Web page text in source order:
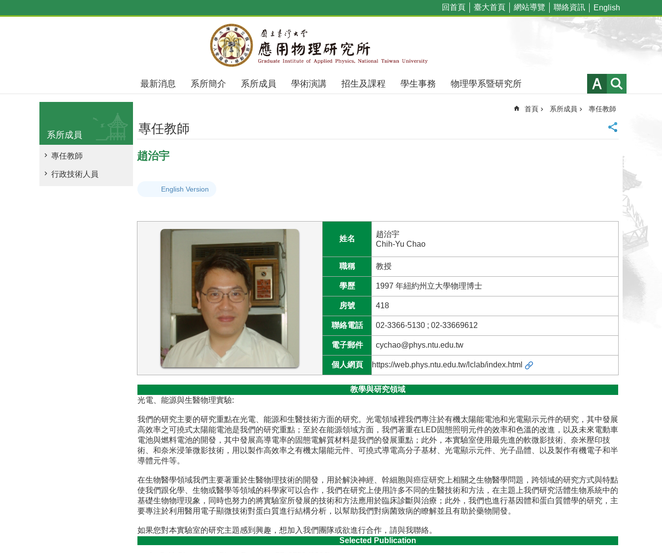
回首頁 臺大首頁 網站導覽 聯絡資訊 English
最新消息 系所簡介 系所成員 學術演講 招生及課程 學生事務 物理學系暨研究所
系所成員
專任教師
行政技術人員
首頁 系所成員 專任教師
專任教師
趙治宇
English Version
姓名
趙治宇
Chih-Yu Chao
職稱 教授
學歷 1997 年紐約州立大學物理博士
房號 418
聯絡電話 02-3366-5130 ; 02-33669612
電子郵件 cychao@phys.ntu.edu.tw
個人網頁 https://web.phys.ntu.edu.tw/lclab/index.html
教學與研究領域
光電、能源與生醫物理實驗:
我們的研究主要的研究重點在光電、能源和生醫技術方面的研究。光電領域裡我們專注於有機太陽能電池和光電顯示元件的研究，其中發展
高效率之可撓式太陽能電池是我們的研究重點；至於在能源領域方面，我們著重在LED固態照明元件的效率和色溫的改進，以及未來電動車
電池與燃料電池的開發，其中發展高導電率的固態電解質材料是我們的發展重點；此外，本實驗室使用最先進的軟微影技術、奈米壓印技
術、和奈米浸筆微影技術，用以製作高效率之有機太陽能元件、可撓式導電高分子基材、光電顯示元件、光子晶體、以及製作有機電子和半
導體元件等。
在生物醫學領域我們主要著重於生醫物理技術的開發，用於解決神經、幹細胞與癌症研究上相關之生物醫學問題，跨領域的研究方式與特點
使我們跟化學、生物或醫學等領域的科學家可以合作，我們在研究上使用許多不同的生醫技術和方法，在主題上我們研究活體生物系統中的
基礎生物物理現象，同時也努力的將實驗室所發展的技術和方法應用於臨床診斷與治療；此外，我們也進行基因體和蛋白質體學的研究，主
要專注於利用醫用電子顯微技術對蛋白質進行結構分析，以幫助我們對病菌致病的瞭解並且有助於藥物開發。
如果您對本實驗室的研究主題感到興趣，想加入我們團隊或欲進行合作，請與我聯絡。
Selected Publication